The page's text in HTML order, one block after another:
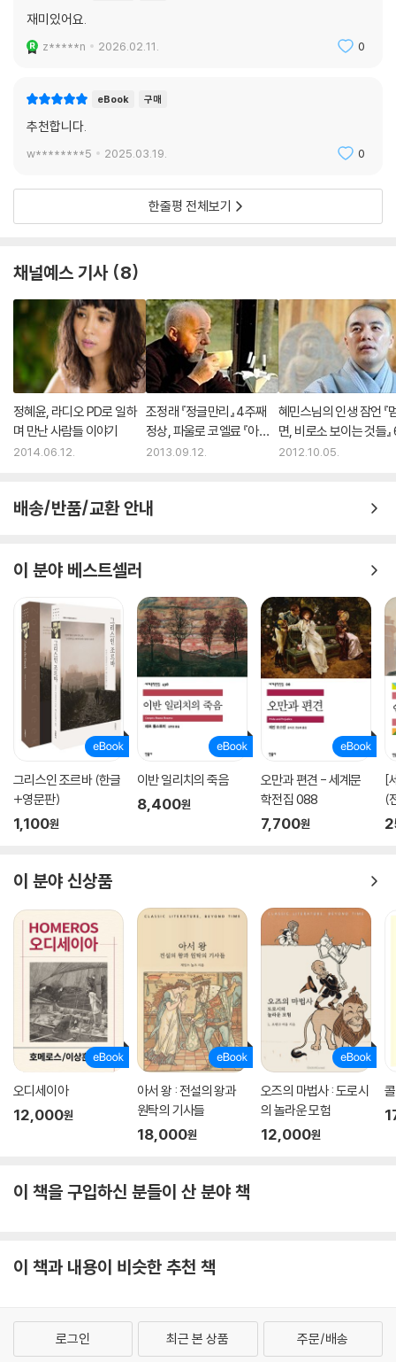
재미있어요.
z*****n 2026.02.11. 0
eBook 구매
추천합니다.
w********5 2025.03.19. 0
한줄평 전체보기
채널예스 기사 8
정혜윤, 라디오 PD로 일하
며 만난 사람들 이야기
2014.06.12.
조정래 『정글만리』 4주째
정상, 파울로 코엘료 『아크
라 문서』 베스트셀러 진입
2013.09.12.
혜민스님의 인생 잠언 『
면, 비로소 보이는 것들』
주 연속 1위 달성 기염
2012.10.05.
배송/반품/교환 안내
이 분야 베스트셀러
그리스인 조르바 (한글
+영문판)
1,100원
이반 일리치의 죽음
8,400원
오만과 편견 - 세계문
학전집 088
7,700원
[
(
이 분야 신상품
오디세이아
12,000원
아서 왕 : 전설의 왕과
원탁의 기사들
18,000원
오즈의 마법사 : 도로시
의 놀라운 모험
12,000원
이 책을 구입하신 분들이 산 분야 책
이 책과 내용이 비슷한 추천 책
로그인 최근 본 상품 주문/배송